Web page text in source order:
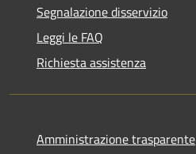
Segnalazione disservizio
Leggi le FAQ
Richiesta assistenza
Amministrazione trasparente